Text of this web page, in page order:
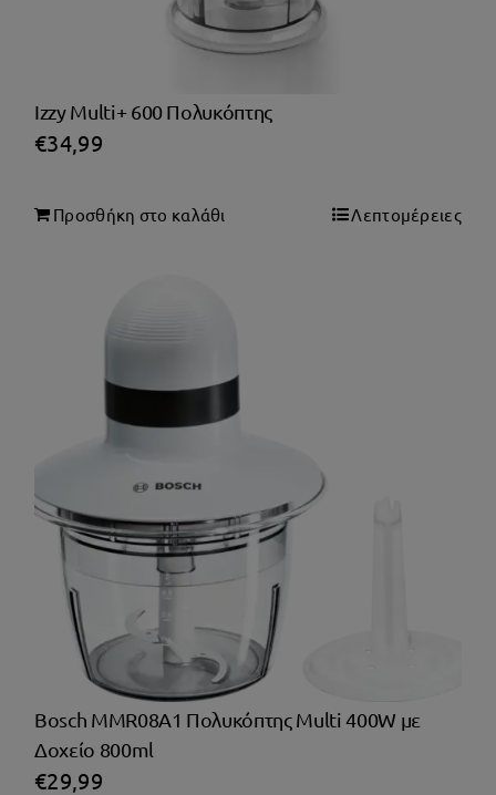
Izzy Multi+ 600 Πολυκόπτης
€34,99
Προσθήκη στο καλάθι Λεπτομέρειες
Bosch MMR08A1 Πολυκόπτης Multi 400W με
Δοχείο 800ml
€29,99